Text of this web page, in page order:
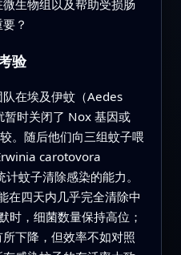
生物组以及帮助受损肠
？
验
在埃及伊蚊（Aedes
时关闭了 Nox 基因或
。随后他们向三组蚊子喂
carotovora
蚊子清除感染的能力。
在四天内几乎完全清除中
时，细菌数量保持高位；
下降，但效率不如对照